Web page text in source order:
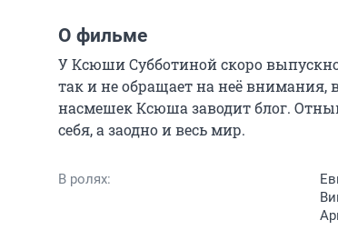
О фильме
У Ксюши Субботиной скоро
так и не обращает на неё
насмешек Ксюша заводит блог.
себя, а заодно и весь мир.
В ролях: